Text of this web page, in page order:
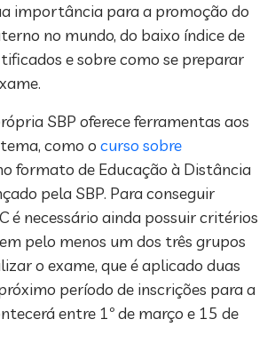
importância para a promoção do
no mundo, do baixo índice de
e sobre como se preparar
SBP oferece ferramentas aos
como o curso sobre
formato de Educação à Distância
pela SBP. Para conseguir
é necessário ainda possuir critérios
pelo menos um dos três grupos
o exame, que é aplicado duas
período de inscrições para a
entre 1º de março e 15 de